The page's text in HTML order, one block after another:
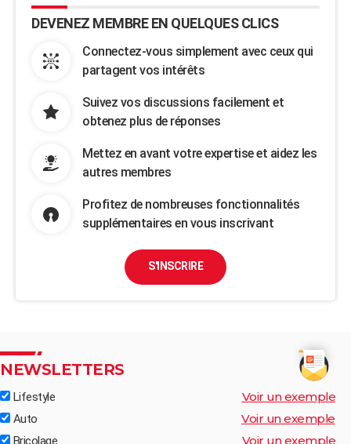
DEVENEZ MEMBRE EN QUELQUES CLICS
Connectez-vous simplement avec ceux qui
partagent vos intérêts
Suivez vos discussions facilement et
obtenez plus de réponses
Mettez en avant votre expertise et aidez les
autres membres
Profitez de nombreuses fonctionnalités
supplémentaires en vous inscrivant
S'INSCRIRE
NEWSLETTERS
Lifestyle Voir un exemple
Auto Voir un exemple
Bricolage Voir un exemple